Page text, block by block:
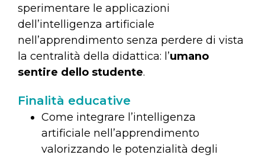
sperimentare le applicazioni
dell’intelligenza artificiale
nell’apprendimento senza perdere di vista
la centralità della didattica: l’umano
sentire dello studente.
Finalità educative
Come integrare l’intelligenza
artificiale nell’apprendimento
valorizzando le potenzialità degli